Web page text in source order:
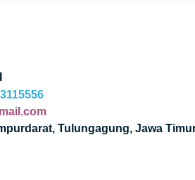
Tulungagung, Jawa